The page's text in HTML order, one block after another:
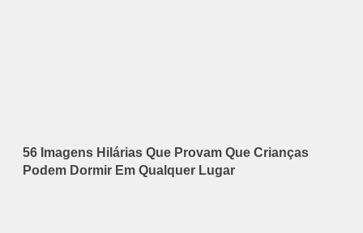
56 Imagens Hilárias Que Provam Que Crianças
Podem Dormir Em Qualquer Lugar